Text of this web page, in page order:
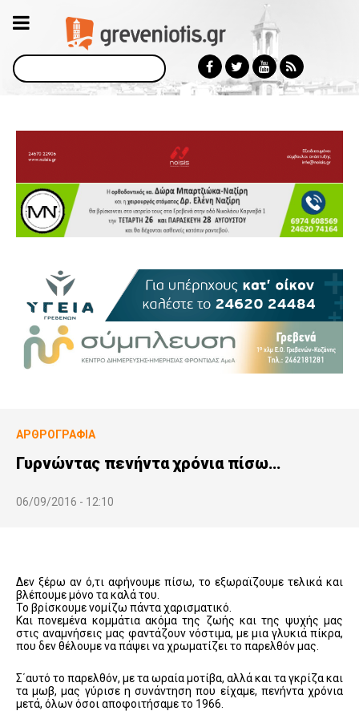
Αναζήτηση
ΑΡΘΡΟΓΡΑΦΊΑ
Γυρνώντας πενήντα χρόνια πίσω…
06/09/2016 - 12:10
Δεν ξέρω αν ό,τι αφήνουμε πίσω, το εξωραϊζουμε τελικά και
βλέπουμε μόνο τα καλά του.
Το βρίσκουμε νομίζω πάντα χαρισματικό.
Και πονεμένα κομμάτια ακόμα της ζωής και της ψυχής μας
στις αναμνήσεις μας φαντάζουν νόστιμα, με μια γλυκιά πίκρα,
που δεν θέλουμε να πάψει να χρωματίζει το παρελθόν μας.
Σ΄αυτό το παρελθόν, με τα ωραία μοτίβα, αλλά και τα γκρίζα και
τα μωβ, μας γύρισε η συνάντηση που είχαμε, πενήντα χρόνια
μετά, όλων όσοι αποφοιτήσαμε το 1966.